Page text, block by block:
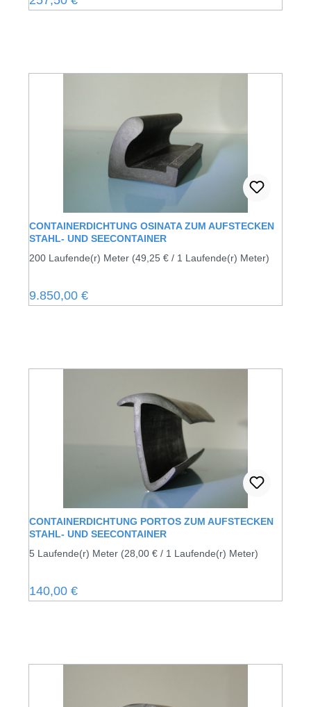
CONTAINERDICHTUNG OSINATA ZUM AUFSTECKEN
STAHL- UND SEECONTAINER
200 Laufende(r) Meter (49,25 € / 1 Laufende(r) Meter)
Regulärer Preis:
9.850,00 €
CONTAINERDICHTUNG PORTOS ZUM AUFSTECKEN
STAHL- UND SEECONTAINER
5 Laufende(r) Meter (28,00 € / 1 Laufende(r) Meter)
Regulärer Preis:
140,00 €